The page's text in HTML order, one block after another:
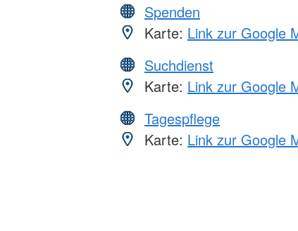
Spenden
Karte: Link zur Google
Suchdienst
Karte: Link zur Google
Tagespflege
Karte: Link zur Google